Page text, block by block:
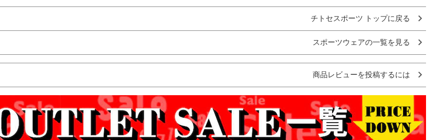
チトセスポーツ トップに戻る
スポーツウェアの一覧を見る
商品レビューを投稿するには